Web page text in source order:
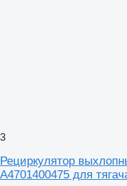
3
Рециркулятор
A4701400475 для